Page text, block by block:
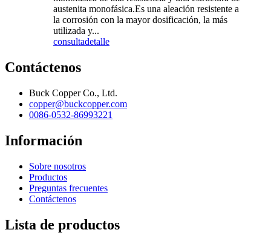
austenita monofásica.Es una aleación resistente a
la corrosión con la mayor dosificación, la más
utilizada y...
consultadetalle
Contáctenos
Buck Copper Co., Ltd.
copper@buckcopper.com
0086-0532-86993221
Información
Sobre nosotros
Productos
Preguntas frecuentes
Contáctenos
Lista de productos